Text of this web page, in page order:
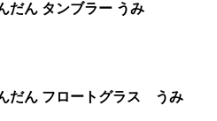
ノラネコぐんだん タンブラー うみ
ノラネコぐんだん フロートグラス うみ